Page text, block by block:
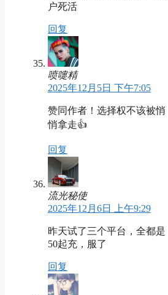
户死活
回复
喷嚏精
2025年12月5日 下午7:05
赞同作者！选择权不该被悄
悄拿走👍
回复
流光秘使
2025年12月6日 上午9:29
昨天试了三个平台，全都是
50起充，服了
回复